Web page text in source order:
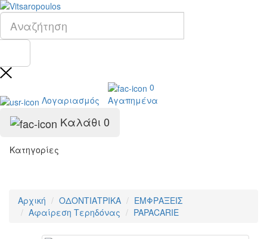
Λογαριασμός
0
Αγαπημένα
Καλάθι 0
Κατηγορίες
Αρχική ΟΔΟΝΤΙΑΤΡΙΚΑ
ΕΜΦΡΑΞΕΙΣ
Αφαίρεση Τερηδόνας
PAPACARIE